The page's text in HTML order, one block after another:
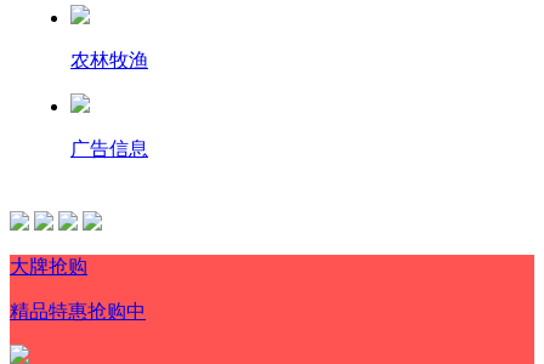
农林牧渔
广告信息
大牌抢购
精品特惠抢购中